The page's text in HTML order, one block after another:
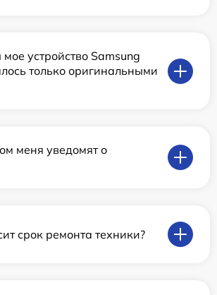
устройство Samsung
только оригинальными
меня уведомят о
срок ремонта техники?